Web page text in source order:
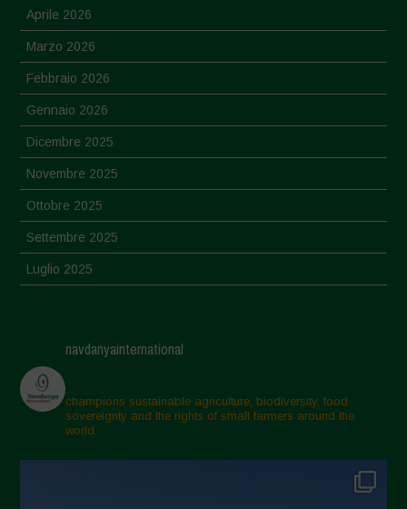
Aprile 2026
Marzo 2026
Febbraio 2026
Gennaio 2026
Dicembre 2025
Novembre 2025
Ottobre 2025
Settembre 2025
Luglio 2025
Aprile 2025
Marzo 2025
Febbraio 2025
Gennaio 2025
navdanyainternational
champions sustainable agriculture, biodiversity, food
sovereignty and the rights of small farmers around the
world.